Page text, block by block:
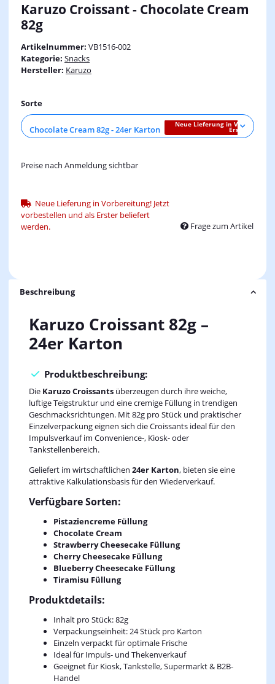
Karuzo Croissant - Chocolate Cream
82g
Artikelnummer: VB1516-002
Kategorie: Snacks
Hersteller: Karuzo
Sorte
Chocolate Cream 82g - 24er Karton Neue Lieferung in
Erster
Preise nach Anmeldung sichtbar
Neue Lieferung in Vorbereitung! Jetzt
vorbestellen und als Erster beliefert
werden.
Frage zum Artikel
Beschreibung
Karuzo Croissant 82g –
24er Karton
Produktbeschreibung:
Die Karuzo Croissantsüberzeugen durch ihre weiche,
luftige Teigstruktur und eine cremige Füllung in trendigen
Geschmacksrichtungen. Mit 82g pro Stück und praktischer
Einzelverpackung eignen sich die Croissants ideal für den
Impulsverkauf im Convenience-, Kiosk- oder
Tankstellenbereich.
Geliefert im wirtschaftlichen 24er Karton, bieten sie eine
attraktive Kalkulationsbasis für den Wiederverkauf.
Verfügbare Sorten:
Pistaziencreme Füllung
Chocolate Cream
Strawberry Cheesecake Füllung
Cherry Cheesecake Füllung
Blueberry Cheesecake Füllung
Tiramisu Füllung
Produktdetails:
Inhalt pro Stück: 82g
Verpackungseinheit: 24 Stück pro Karton
Einzeln verpackt für optimale Frische
Ideal für Impuls- und Thekenverkauf
Geeignet für Kiosk, Tankstelle, Supermarkt & B2B-
Handel